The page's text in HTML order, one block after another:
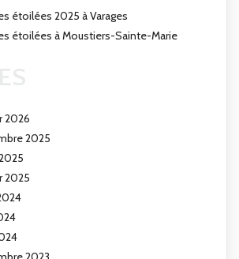
étoilées 2025 à Varages
étoilées à Moustiers-Sainte-Marie
2026
2025
2025